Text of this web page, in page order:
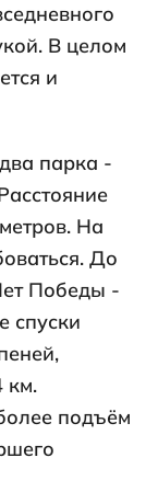
В целом
и
парка -
На
До
Победы -
спуски
км.
подъём